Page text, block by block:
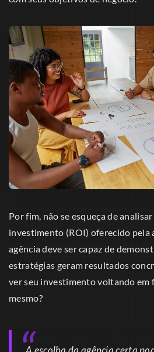
Por fim, não se esqueça de
investimento (ROI) oferecido pela
agência deve ser capaz de
estratégias geram resultados
ver seu investimento voltando em
mesmo?